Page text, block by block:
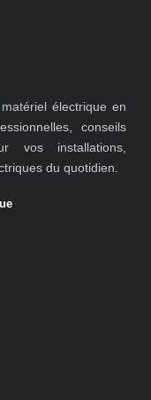
électrique en
conseils
vos installations,
du quotidien.